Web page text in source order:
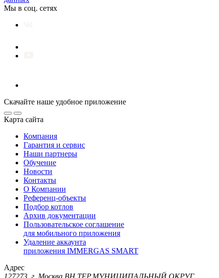
Мы в соц. сетях
Скачайте наше удобное приложение
Карта сайта
Компания
Гарантия и сервис
Наши партнеры
Обучение
Новости
Контакты
О Компании
Референц-объекты
Подбор котлов
Архив документации
Пользовательское соглашение
для мобильного приложения
Удаление аккаунта
приложения IMMERGAS SMART
Адрес
127273, г. Москва ВН.ТЕР.МУНИЦИПАЛЬНЫЙ ОКРУГ